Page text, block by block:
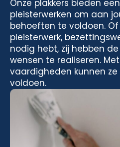
Onze plakkers bieden
pleisterwerken om aan
behoeften te voldoen.
pleisterwerk,
nodig hebt, zij hebben
wensen te realiseren.
vaardigheden kunnen
voldoen.